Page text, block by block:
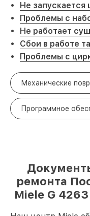
Не запускается
Проблемы с
Не работает
Сбои в работе
Проблемы с
Механические
Программное
ремонта
Miele G